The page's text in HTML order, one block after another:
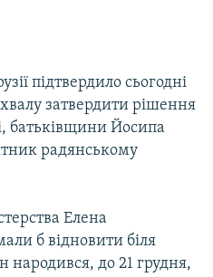
підтвердило сьогодні
затвердити рішення
батьківщини Йосипа
радянському
Елена
б відновити біля
народився, до 21 грудня,